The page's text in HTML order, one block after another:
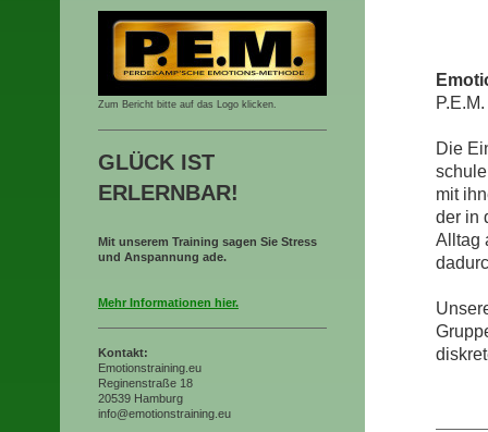
Zum Bericht bitte auf das Logo klicken.
GLÜCK IST
ERLERNBAR!
Mit unserem Training sagen Sie Stress
und Anspannung ade.
Mehr Informationen hier.
Kontakt:
Emotionstraining.eu
Reginenstraße 18
20539 Hamburg
info@emotionstraining.eu
Die
mit
der in
Alltag